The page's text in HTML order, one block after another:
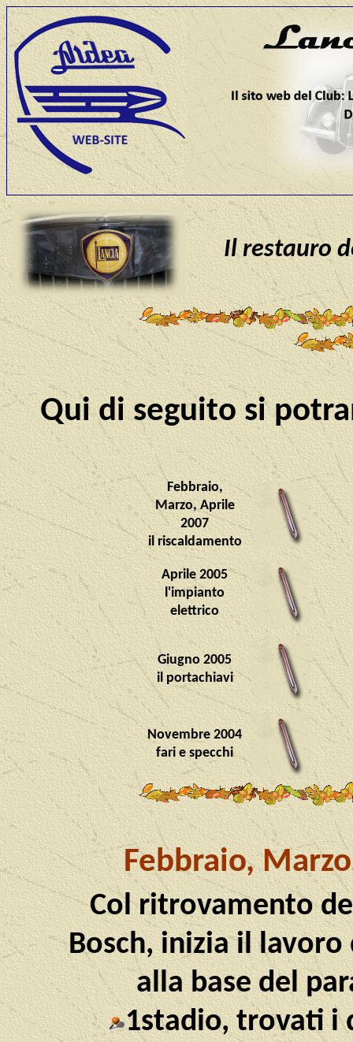
Il restauro
Qui di seguito si
Febbraio,
Marzo, Aprile
2007
il riscaldamento
Aprile 2005
l'impianto
elettrico
Giugno 2005
il portachiavi
Novembre 2004
fari e specchi
Febbraio,
Col ritrovamento
Bosch, inizia il
alla base del
1stadio, trovati i